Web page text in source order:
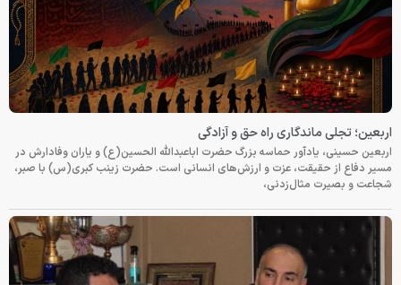
اربعین؛ تجلی ماندگاری راه حق و آزادگی
اربعین حسینی، یادآور حماسه بزرگ حضرت اباعبدالله الحسین(ع) و یاران وفادارش در
مسیر دفاع از حقیقت، عزت و ارزش‌های انسانی است. حضرت زینب کبری(س) با صبر،
شجاعت و بصیرت مثال‌زدنی،